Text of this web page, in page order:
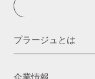
プラージュとは
企業情報